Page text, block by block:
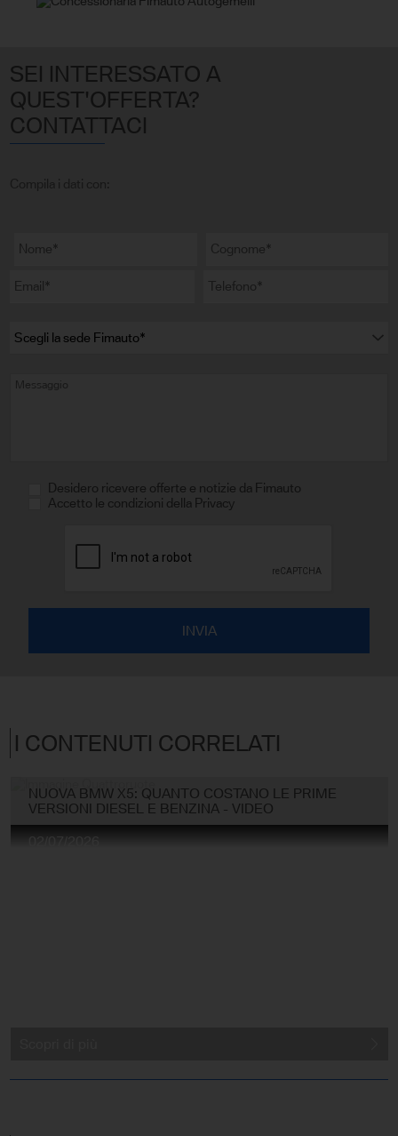
SEI INTERESSATO A
QUEST'OFFERTA?
CONTATTACI
Desidero ricevere offerte e notizie da Fimauto
Accetto le condizioni della Privacy
I CONTENUTI CORRELATI
NUOVA BMW X5: QUANTO COSTANO LE PRIME
VERSIONI DIESEL E BENZINA - VIDEO